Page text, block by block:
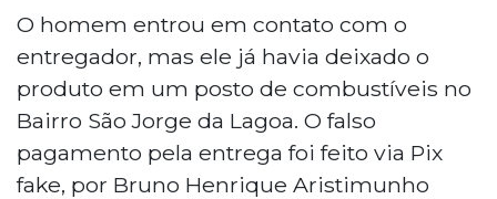
O homem entrou em contato com o
entregador, mas ele já havia deixado o
produto em um posto de combustíveis no
Bairro São Jorge da Lagoa. O falso
pagamento pela entrega foi feito via Pix
fake, por Bruno Henrique Aristimunho